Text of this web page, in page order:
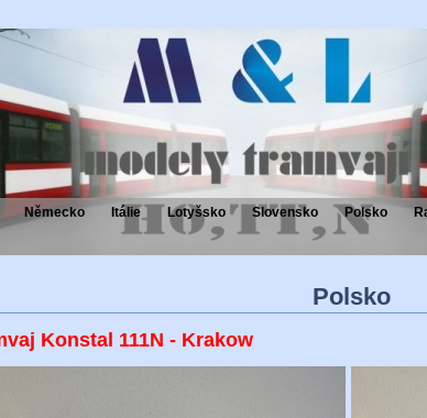
Polsko
Slovensko
Lotyšsko
Itálie
Německo
Polsko
Konstal 111N - Krakow